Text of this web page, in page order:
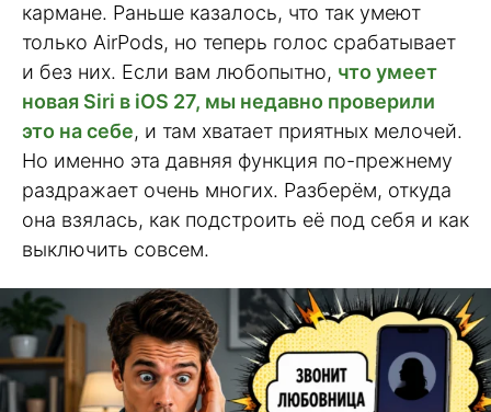
кармане. Раньше казалось, что так умеют
только AirPods, но теперь голос срабатывает
и без них. Если вам любопытно, что умеет
новая Siri в iOS 27, мы недавно проверили
это на себе, и там хватает приятных мелочей.
Но именно эта давняя функция по-прежнему
раздражает очень многих. Разберём, откуда
она взялась, как подстроить её под себя и как
выключить совсем.